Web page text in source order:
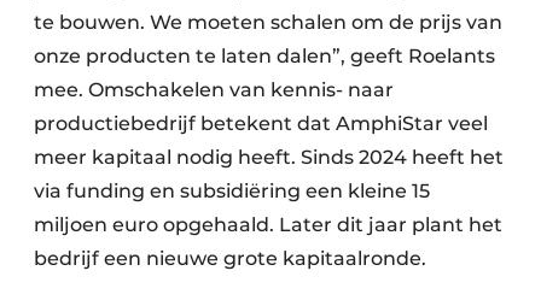
te bouwen. We moeten schalen om de prijs van
onze producten te laten dalen”, geeft Roelants
mee. Omschakelen van kennis- naar
productiebedrijf betekent dat AmphiStar veel
meer kapitaal nodig heeft. Sinds 2024 heeft het
via funding en subsidiëring een kleine 15
miljoen euro opgehaald. Later dit jaar plant het
bedrijf een nieuwe grote kapitaalronde.